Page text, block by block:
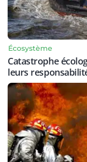
Écosystème
Catastrophe
leurs